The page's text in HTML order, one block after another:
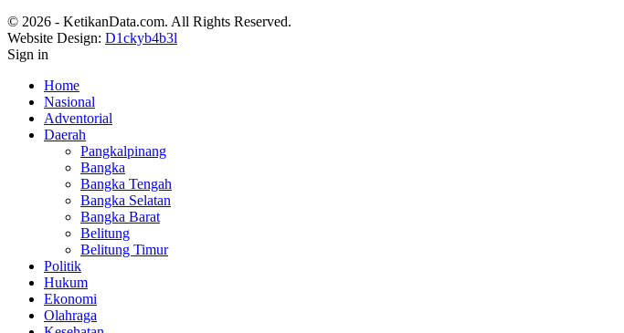
© 2026 - KetikanData.com. All Rights Reserved.
Website Design: D1ckyb4b3l
Sign in
Home
Nasional
Adventorial
Daerah
Pangkalpinang
Bangka
Bangka Tengah
Bangka Selatan
Bangka Barat
Belitung
Belitung Timur
Politik
Hukum
Ekonomi
Olahraga